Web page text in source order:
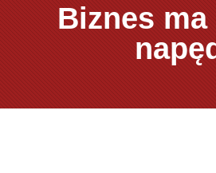
Biznes